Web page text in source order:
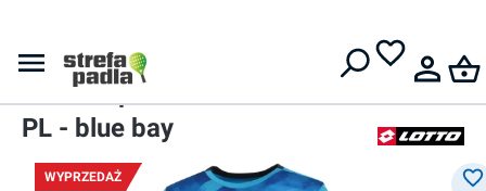
Koszulka chłopięca
Lotto Top Ten B III Tee PRT3
PL - blue bay
WYPRZEDAŻ